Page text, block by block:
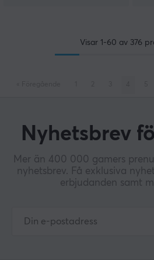
Visar 1-60 av 376
Nyhetsbrev
Mer än 400 000 gamers
nyhetsbrev. Få exklusiva
erbjudanden samt